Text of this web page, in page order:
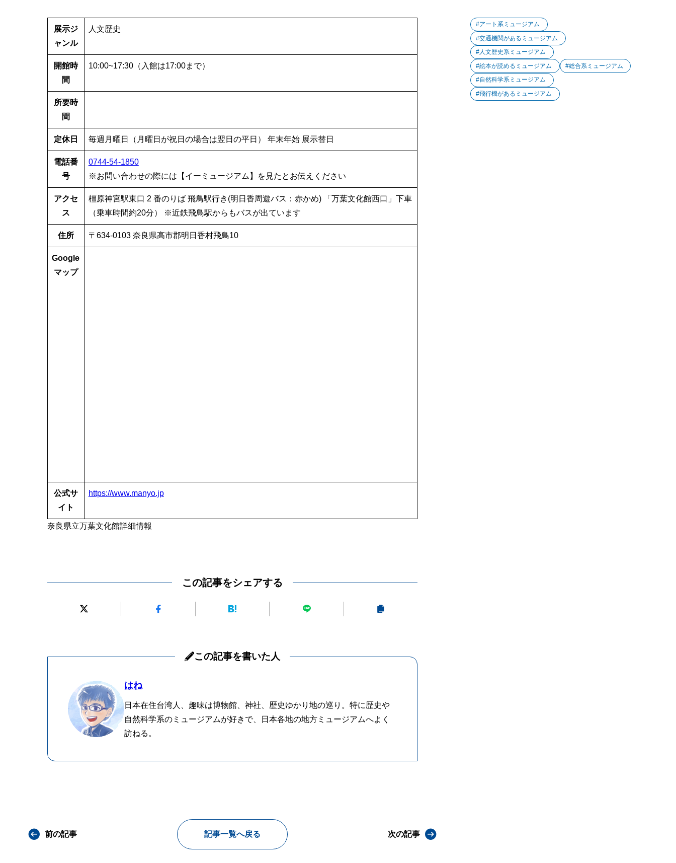
展示ジ
ャンル
人文歴史
開館時
間
10:00~17:30（入館は17:00まで）
所要時
間
定休日 毎週月曜日（月曜日が祝日の場合は翌日の平日） 年末年始 展示替日
電話番
号
0744-54-1850
※お問い合わせの際には【イーミュージアム】を見たとお伝えください
アクセ
ス
橿原神宮駅東口 2 番のりば 飛鳥駅行き(明日香周遊バス：赤かめ) 「万葉文化館西口」下車
（乗車時間約20分） ※近鉄飛鳥駅からもバスが出ています
住所 〒634-0103 奈良県高市郡明日香村飛鳥10
Google
マップ
公式サ
イト
https://www.manyo.jp
奈良県立万葉文化館詳細情報
この記事をシェアする
この記事を書いた人
はね
日本在住台湾人、趣味は博物館、神社、歴史ゆかり地の巡り。特に歴史や
自然科学系のミュージアムが好きで、日本各地の地方ミュージアムへよく
訪ねる。
前の記事 記事一覧へ戻る 次の記事
アート系ミュージアム
交通機関があるミュージアム
人文歴史系ミュージアム
絵本が読めるミュージアム
総合系ミュージアム
自然科学系ミュージアム
飛行機があるミュージアム